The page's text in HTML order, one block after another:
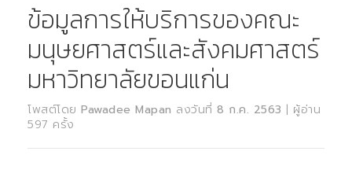
ข้อมูลการให้บริการของคณะ
มนุษยศาสตร์และสังคมศาสตร์
มหาวิทยาลัยขอนแก่น
โพสต์โดย Pawadee Mapan ลงวันที่ 8 ก.ค. 2563 | ผู้อ่าน
597 ครั้ง